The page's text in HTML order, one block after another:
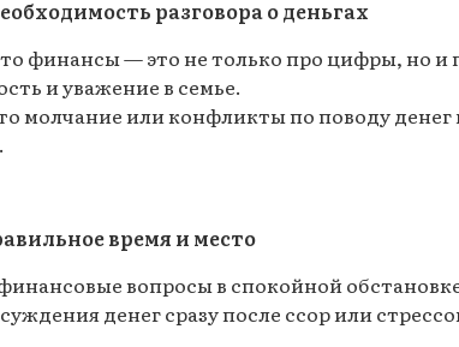
Газеты за
разговора о деньгах
финансы — это не только про цифры, но и
и уважение в семье.
молчание или конфликты по поводу денег
время и место
вопросы в спокойной
денег сразу после ссор или